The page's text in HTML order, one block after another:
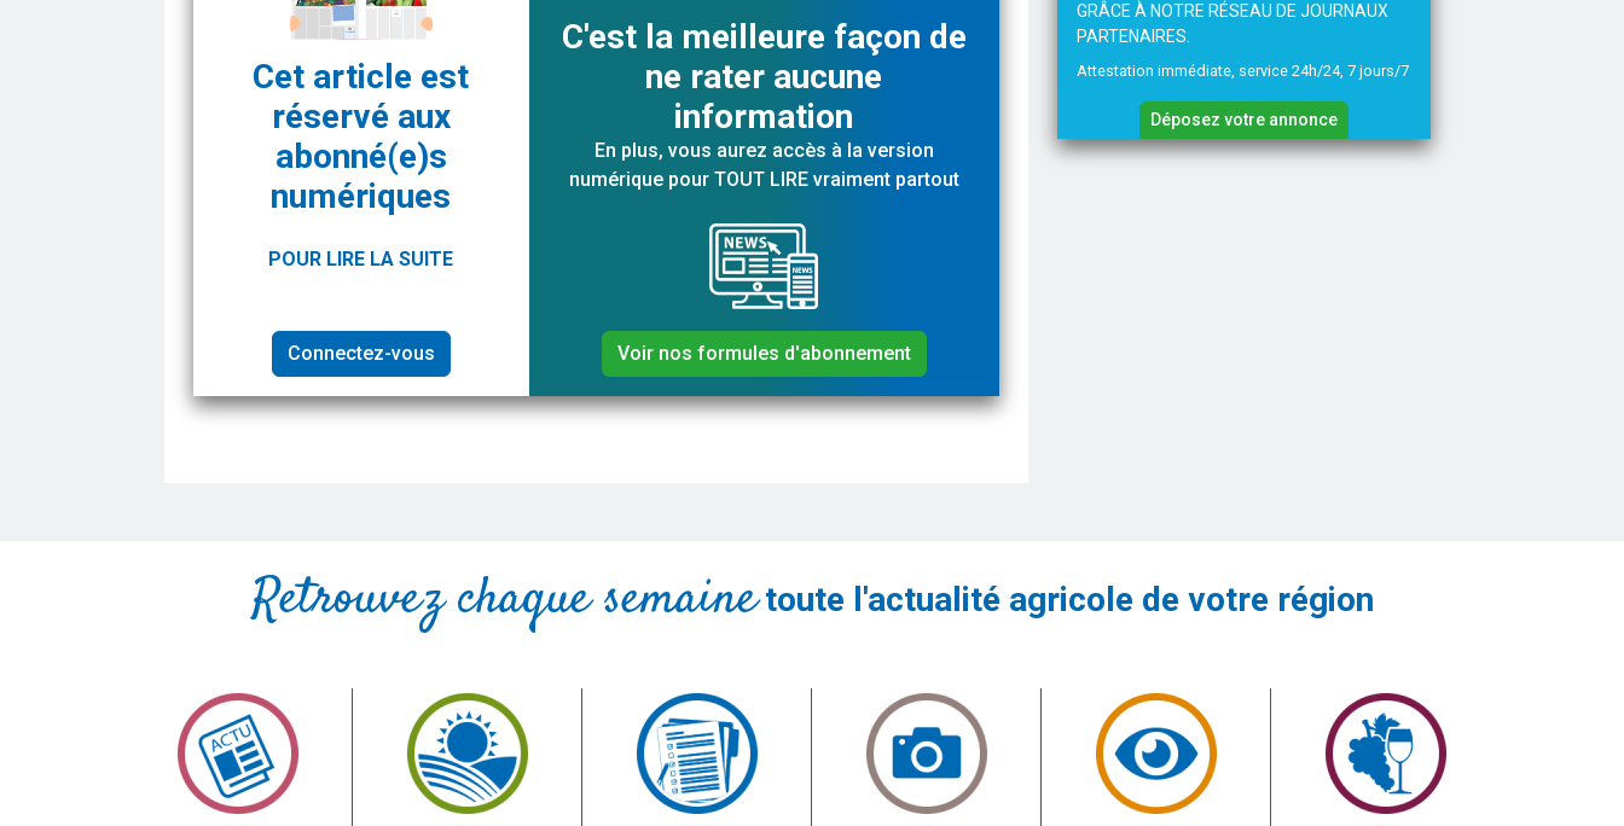
Cet article est
réservé aux
abonné(e)s
numériques
POUR LIRE LA SUITE
Connectez-vous
C'est la meilleure façon de
ne rater aucune
information
En plus, vous aurez accès à la version
numérique pour TOUT LIRE vraiment partout
Voir nos formules d'abonnement
GRÂCE À NOTRE RÉSEAU DE JOURNAUX
PARTENAIRES.
Attestation immédiate, service 24h/24, 7 jours/7
Déposez votre annonce
Retrouvez chaque semainetoute l'actualité agricole de votre région